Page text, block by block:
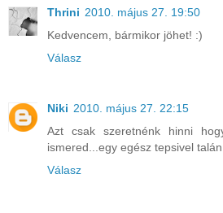
Thrini 2010. május 27. 19:50
Kedvencem, bármikor jöhet! :)
Válasz
Niki 2010. május 27. 22:15
Azt csak szeretnénk hinni
ismered...egy egész tepsivel
Válasz